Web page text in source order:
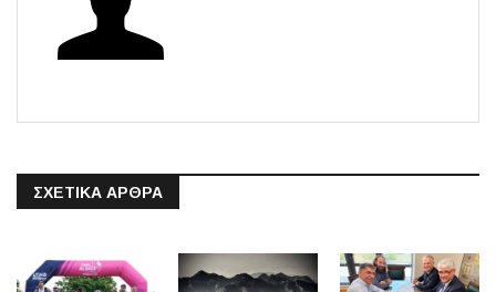
ΣΧΕΤΙΚΆ ΆΡΘΡΑ